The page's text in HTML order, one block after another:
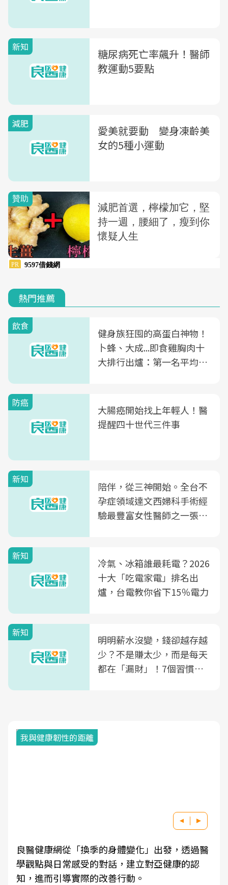
新知
糖尿病死亡率飆升！醫師
教運動5要點
減肥
愛美就要動 變身凍齡美
女的5種小運動
熱門推薦
飲食
健身族狂囤的高蛋白神物！
卜蜂、大成...即食雞胸肉十
大排行出爐：第一名平均一
防癌
大腸癌開始找上年輕人！醫
提醒四十世代三件事
新知
陪伴，從三神開始。全台不
孕症領域達文西婦科手術經
驗最豐富女性醫師之一張永
光田醫院建構360度女性健
康照護生態圈
新知
冷氣、冰箱誰最耗電？2026
十大「吃電家電」排名出
爐，台電教你省下15％電力
新知
明明薪水沒變，錢卻越存越
少？不是賺太少，而是每天
都在「漏財」！7個習慣一
我與健康韌性的距離
良醫健康網從「換季的身體變化」出發，透過醫
學觀點與日常感受的對話，建立對亞健康的認
知，進而引導實際的改善行動。